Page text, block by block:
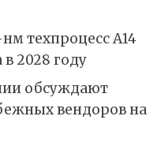
техпроцесс A14
2028 году
обсуждают
вендоров на